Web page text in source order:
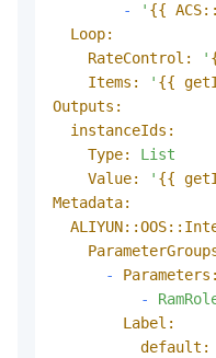
-
' {{
Loop:
RateControl:
'
Items:
' {{
Outputs:
instanceIds:
Type:
List
Value:
' {{
Metadata:
-
Parameters:
-
Label:
default: